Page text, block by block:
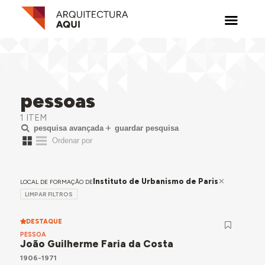
pessoas
1 ITEM
pesquisa avançada guardar pesquisa
LOCAL DE FORMAÇÃO DEInstituto de Urbanismo de Paris
LIMPAR FILTROS
DESTAQUE
PESSOA
João Guilherme Faria da Costa
1906-1971